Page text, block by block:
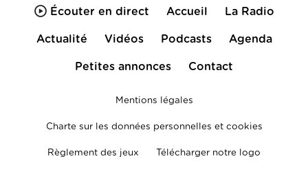
Écouter en direct Accueil La Radio
Actualité Vidéos Podcasts Agenda
Petites annonces Contact
Mentions légales
Charte sur les données personnelles et cookies
Règlement des jeux Télécharger notre logo